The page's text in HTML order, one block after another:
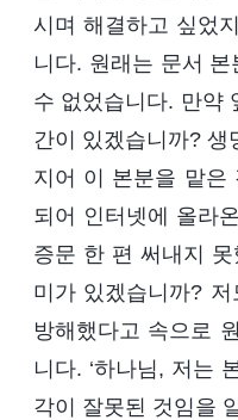
시며 해결하고 싶었
니다. 원래는 문서
수 없었습니다. 만약
간이 있겠습니까? 생
지어 이 본분을 맡은
되어 인터넷에 올라
증문 한 편 써내지
미가 있겠습니까?
방해했다고 속으로
니다. ‘하나님, 저는
각이 잘못된 것임을